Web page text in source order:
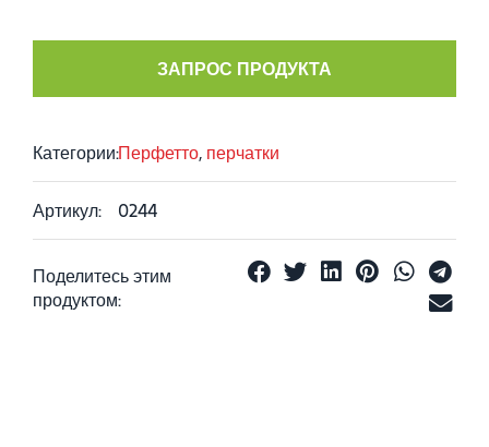
ЗАПРОС ПРОДУКТА
Категории:Перфетто,перчатки
Артикул: 0244
Поделитесь этим
продуктом: